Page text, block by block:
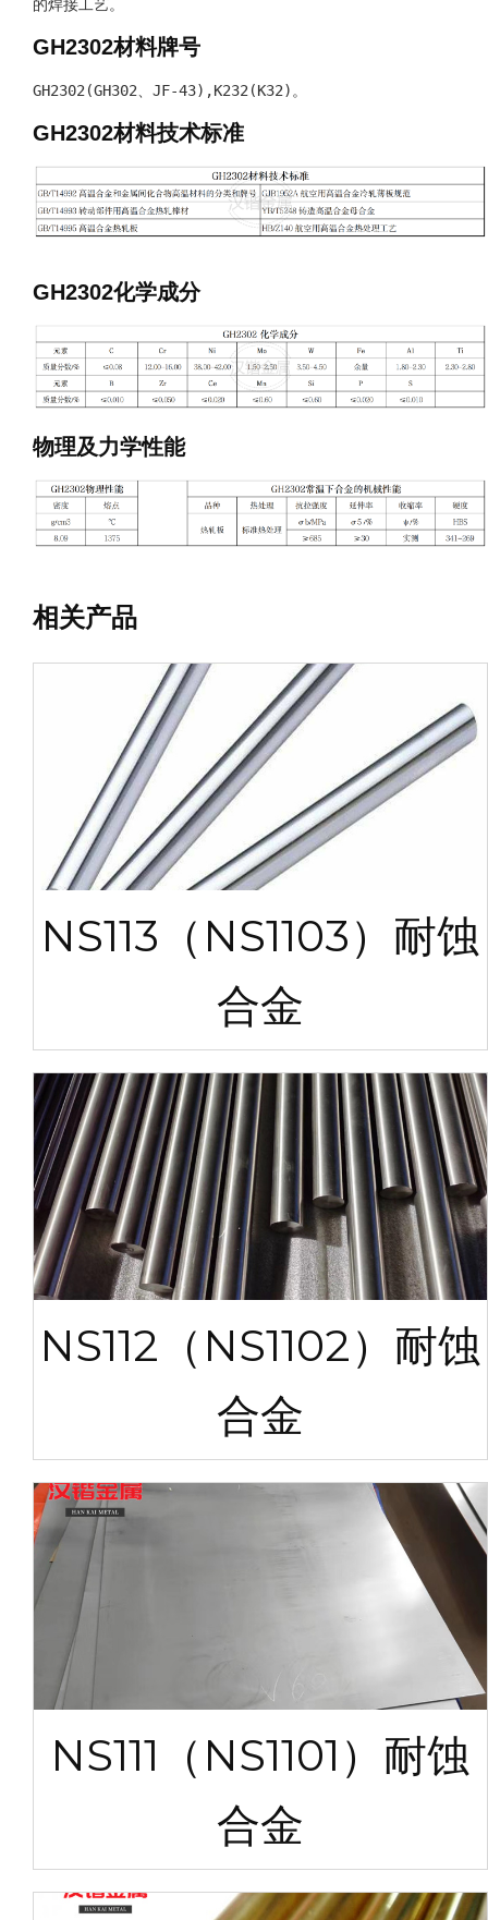
的焊接工艺。
GH2302材料牌号
GH2302(GH302、JF-43),K232(K32)。
GH2302材料技术标准
GH2302化学成分
物理及力学性能
相关产品
NS113（NS1103）耐蚀
合金
NS112（NS1102）耐蚀
合金
NS111（NS1101）耐蚀
合金